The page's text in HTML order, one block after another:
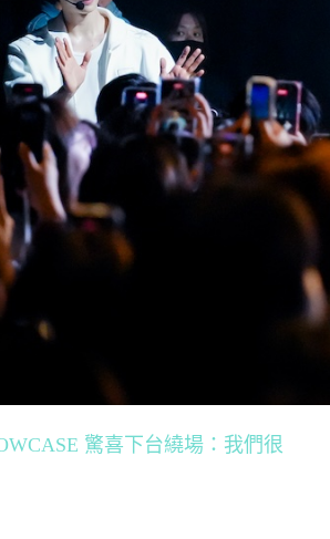
驚喜下台繞場：我們很